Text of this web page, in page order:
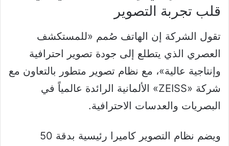
قلب تجربة التصوير
تقول الشركة إن الهاتف صُمم «للمستكشف
العصري الذي يتطلع إلى جودة تصوير احترافية
وإنتاجية عالية»، مع نظام تصوير متطور بالتعاون مع
شركة «ZEISS» الألمانية الرائدة عالمياً في
البصريات والعدسات الاحترافية.
ويضم نظام التصوير كاميرا رئيسية بدقة 50